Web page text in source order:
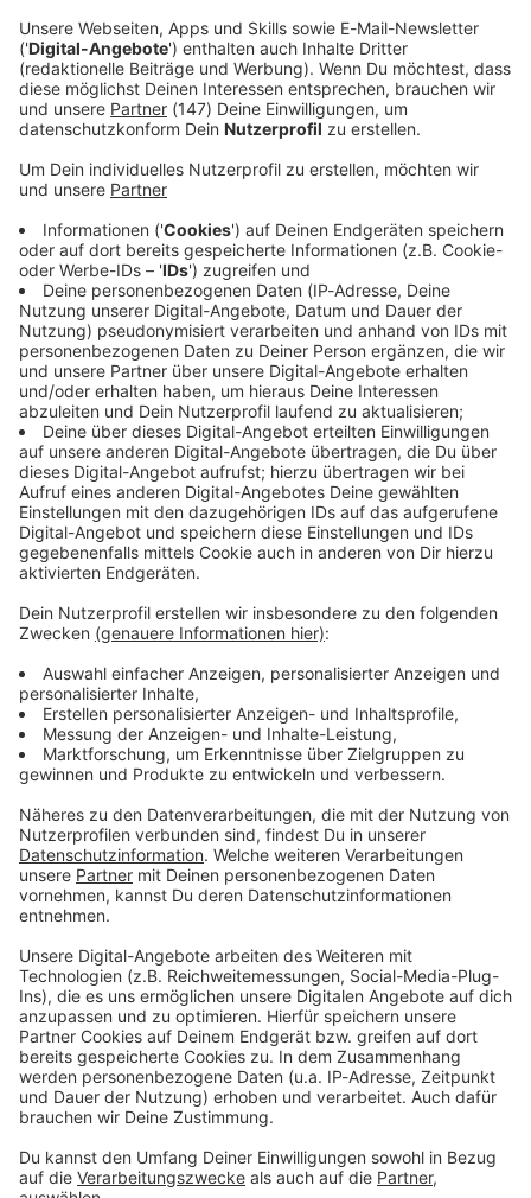
Immer auf dem Laufenden
bleiben!
Verpass' nichts mehr - mit unserem kostenlosen
ANTENNE BAYERN Newsletter. Ob Nachrichten,
Lifestyle oder unsere neuesten Aktionen - wir
informieren dich.
Zum Newsletter anmelden
Du möchtest uns etwas sagen?
Studio Hotline
Kontaktformular
Sprachnachricht
© dpa-infocom, dpa:260517-930-92615/1